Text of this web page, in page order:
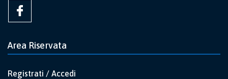
Area Riservata
Registrati / Accedi